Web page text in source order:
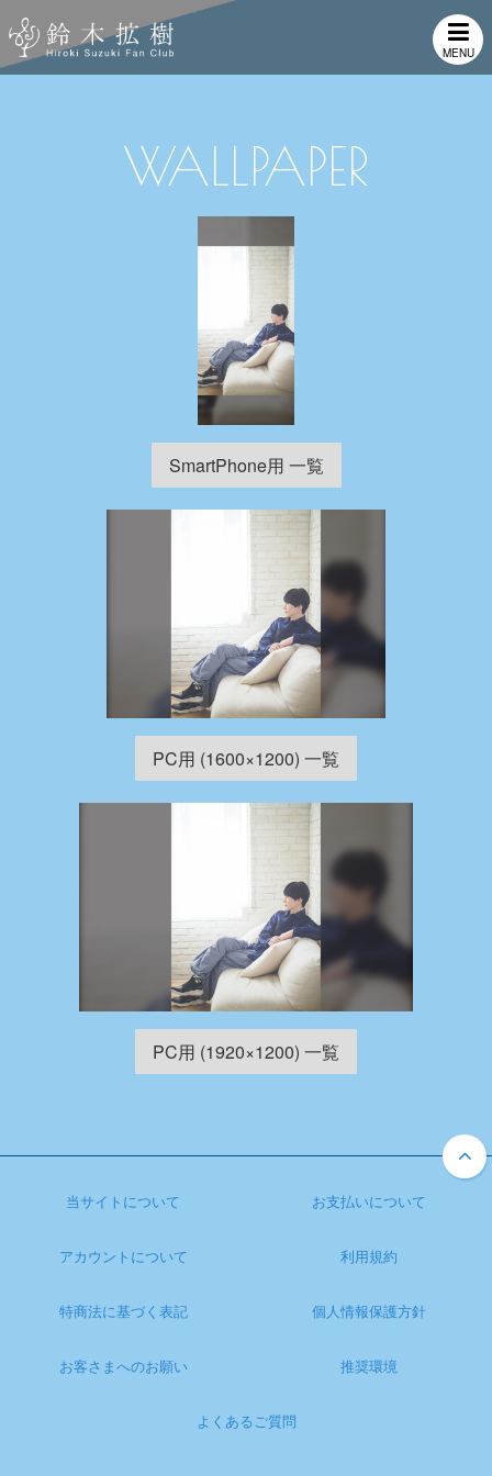
MENU
WALLPAPER
SmartPhone用 一覧
PC用 (1600×1200) 一覧
PC用 (1920×1200) 一覧
当サイトについて お支払いについて
アカウントについて 利用規約
特商法に基づく表記 個人情報保護方針
お客さまへのお願い 推奨環境
よくあるご質問